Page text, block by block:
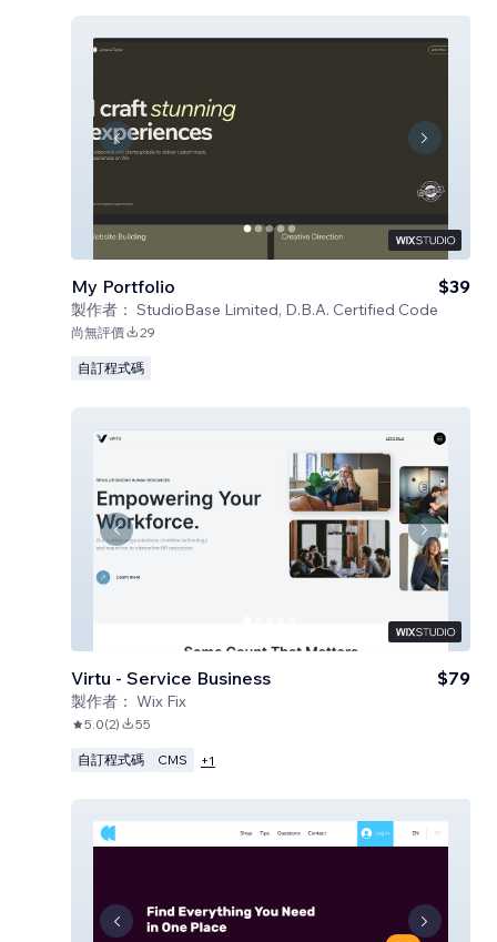
My Portfolio
製作者： StudioBase Limited, D.B.A. Certified Code
$39
尚無評價 29
自訂程式碼
Virtu - Service Business
製作者： Wix Fix
$79
5.0(2) 55
自訂程式碼 CMS +1